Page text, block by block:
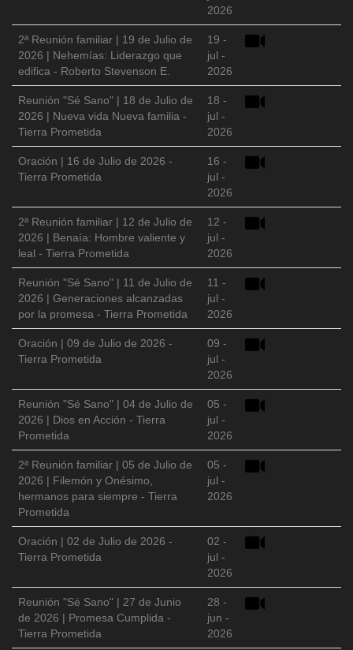
2026
2ª Reunión familiar | 19 de Julio de
2026 | Nehemías: Liderazgo que
edifica - Roberto Stevenson E.
19 -
jul -
2026
Reunión "Sé Sano" | 18 de Julio de
2026 | Nueva vida Nueva familia -
Tierra Prometida
18 -
jul -
2026
Oración | 16 de Julio de 2026 -
Tierra Prometida
16 -
jul -
2026
2ª Reunión familiar | 12 de Julio de
2026 | Benaía: Hombre valiente y
leal - Tierra Prometida
12 -
jul -
2026
Reunión "Sé Sano" | 11 de Julio de
2026 | Generaciones alcanzadas
por la promesa - Tierra Prometida
11 -
jul -
2026
Oración | 09 de Julio de 2026 -
Tierra Prometida
09 -
jul -
2026
Reunión "Sé Sano" | 04 de Julio de
2026 | Dios en Acción - Tierra
Prometida
05 -
jul -
2026
2ª Reunión familiar | 05 de Julio de
2026 | Filemón y Onésimo,
hermanos para siempre - Tierra
Prometida
05 -
jul -
2026
Oración | 02 de Julio de 2026 -
Tierra Prometida
02 -
jul -
2026
Reunión "Sé Sano" | 27 de Junio
de 2026 | Promesa Cumplida -
Tierra Prometida
28 -
jun -
2026